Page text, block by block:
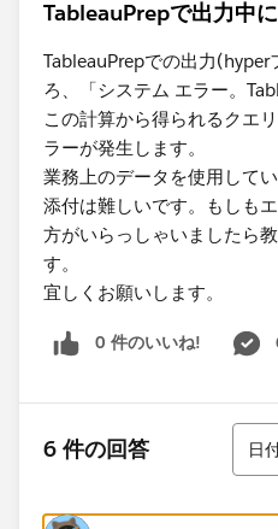
TableauPrepで出力中
TableauPrepでの出力(hyper
ろ、「システム エラー。
この計算から得られるクエ
ラーが発生します。
業務上のデータを使用して
添付は難しい​です。もしも
方がいらっしゃいましたら
す。
宜しくお願いします。​
0 件のいいね!
6 件の回答
並び
日